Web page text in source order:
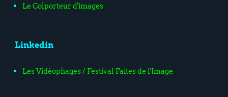
Le Colporteur d'images
Linkedin
Les Vidéophages / Festival Faites de l'Image